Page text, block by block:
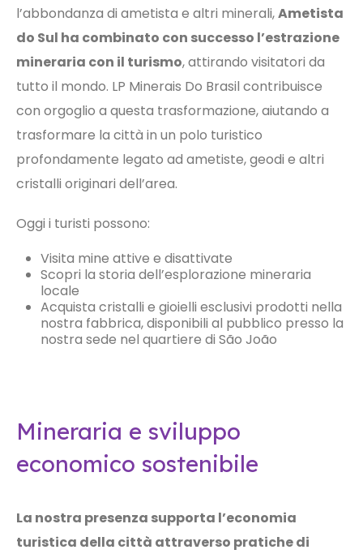
l’abbondanza di ametista e altri minerali,Ametista
do Sul ha combinato con successo l’estrazione
mineraria con il turismo, attirando visitatori da
tutto il mondo. LP Minerais Do Brasil contribuisce
con orgoglio a questa trasformazione, aiutando a
trasformare la città in un polo turistico
profondamente legato ad ametiste, geodi e altri
cristalli originari dell’area.
Oggi i turisti possono:
Visita mine attive e disattivate
Scopri la storia dell’esplorazione mineraria
locale
Acquista cristalli e gioielli esclusivi prodotti nella
nostra fabbrica, disponibili al pubblico presso la
nostra sede nel quartiere di São João
Mineraria e sviluppo
economico sostenibile
La nostra presenza supporta l’economia
turistica della città attraverso pratiche di